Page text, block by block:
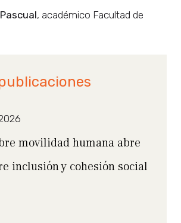
, académico Facultad de
movilidad humana abre
inclusión y cohesión social